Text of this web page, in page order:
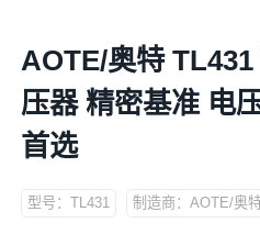
AOTE/奥特
压器 精密基准 电
首选
型号：TL431 制造商：AOTE/奥